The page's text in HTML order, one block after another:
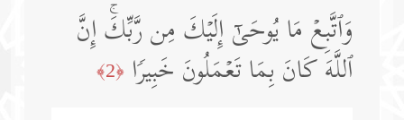
وَٱتَّبِعۡ مَا یُوحَىٰۤ إِلَیۡكَ مِن رَّبِّكَۚ إِنَّ
ٱللَّهَ كَانَ بِمَا تَعۡمَلُونَ خَبِیرࣰا ﴿2﴾